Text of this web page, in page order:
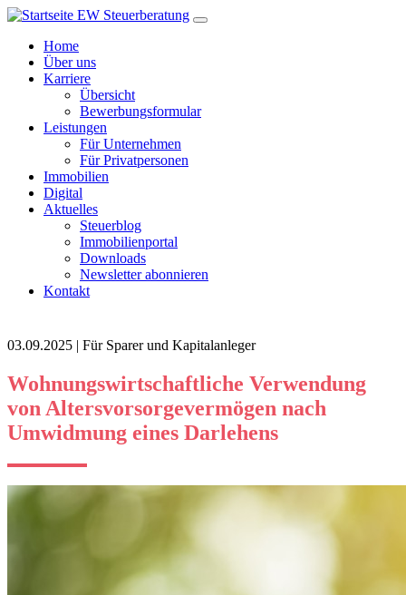
Home
Über uns
Karriere
Übersicht
Bewerbungsformular
Leistungen
Für Unternehmen
Für Privatpersonen
Immobilien
Digital
Aktuelles
Steuerblog
Immobilienportal
Downloads
Newsletter abonnieren
Kontakt
03.09.2025 | Für Sparer und Kapitalanleger
Wohnungswirtschaftliche Verwendung
von Altersvorsorgevermögen nach
Umwidmung eines Darlehens